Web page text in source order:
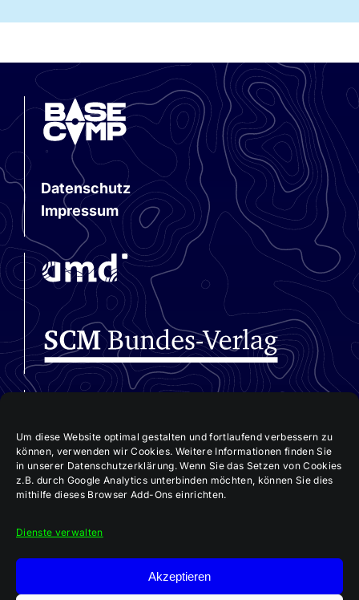
Um diese Website optimal gestalten und fortlaufend verbessern zu
können, verwenden wir Cookies. Weitere Informationen finden Sie
in unserer Datenschutzerklärung. Wenn Sie das Setzen von Cookies
z.B. durch Google Analytics unterbinden möchten, können Sie dies
mithilfe dieses Browser Add-Ons einrichten.
Dienste verwalten
Akzeptieren
Datenschutz
Impressum